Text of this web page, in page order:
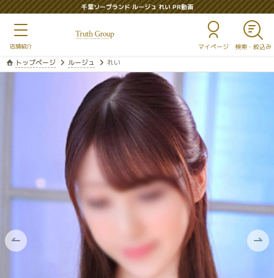
千葉ソープランド ルージュ れい PR動画
マイページ
トップページ ルージュ れい